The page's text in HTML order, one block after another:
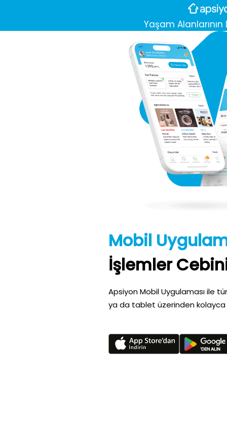
Yaşam Alanlarının
Mobil
İşlemler
Apsiyon Mobil Uygulaması ile
ya da tablet üzerinden